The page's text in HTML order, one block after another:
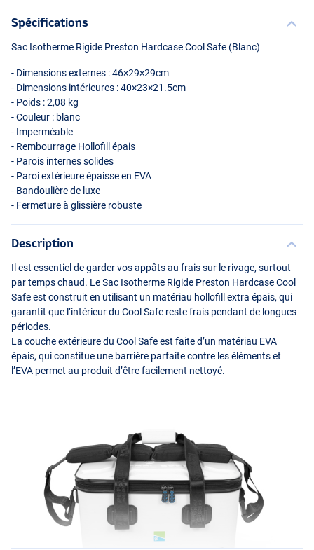
Spécifications
Sac Isotherme Rigide Preston Hardcase Cool Safe (Blanc)
- Dimensions externes : 46×29×29cm
- Dimensions intérieures : 40×23×21.5cm
- Poids : 2,08 kg
- Couleur : blanc
- Imperméable
- Rembourrage Hollofill épais
- Parois internes solides
- Paroi extérieure épaisse en EVA
- Bandoulière de luxe
- Fermeture à glissière robuste
Description
Il est essentiel de garder vos appâts au frais sur le rivage, surtout
par temps chaud. Le Sac Isotherme Rigide Preston Hardcase Cool
Safe est construit en utilisant un matériau hollofill extra épais, qui
garantit que l’intérieur du Cool Safe reste frais pendant de longues
périodes.
La couche extérieure du Cool Safe est faite d’un matériau EVA
épais, qui constitue une barrière parfaite contre les éléments et
l’EVA permet au produit d’être facilement nettoyé.